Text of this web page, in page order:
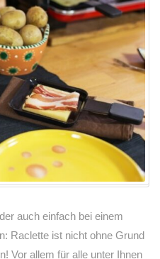
auch einfach bei einem
Raclette ist nicht ohne Grund
Vor allem für alle unter Ihnen